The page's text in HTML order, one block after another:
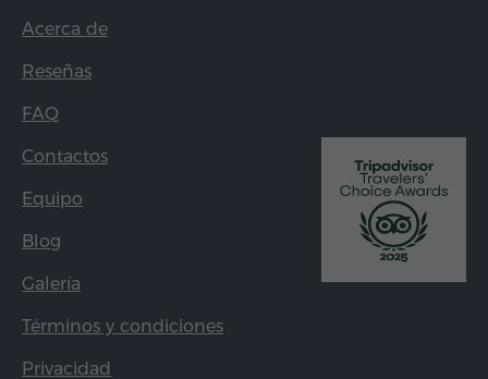
Acerca de
Reseñas
FAQ
Contactos
Equipo
Blog
Galería
Términos y condiciones
Privacidad